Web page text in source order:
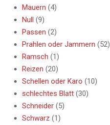
Mauern (4)
Null (9)
Passen (2)
Prahlen oder Jammern (52)
Ramsch (1)
Reizen (20)
Schellen oder Karo (10)
schlechtes Blatt (30)
Schneider (5)
Schwarz (1)